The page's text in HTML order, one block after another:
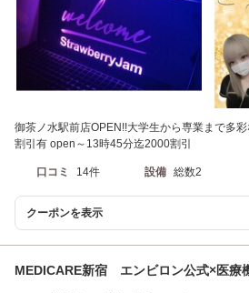
御茶ノ水駅前店OPEN!!大学生から専業まで多
割引有 open～13時45分迄2000割引
口コミ 14件 設備 総数2
クーポンを表示
MEDICARE新宿 エンビロン公式×医療